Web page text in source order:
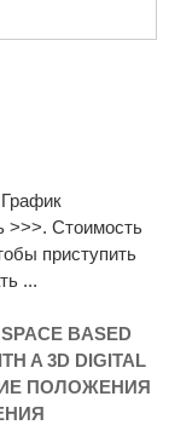
>>>. Стоимость
приступить
...
BASED
A 3D DIGITAL
ПОЛОЖЕНИЯ